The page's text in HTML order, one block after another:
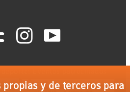
 
propias y de terceros para